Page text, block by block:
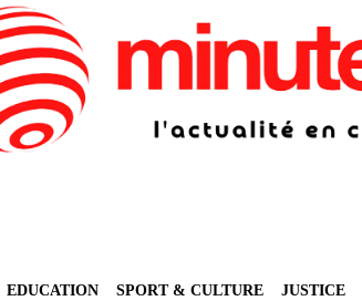
EDUCATION SPORT & CULTURE JUSTICE